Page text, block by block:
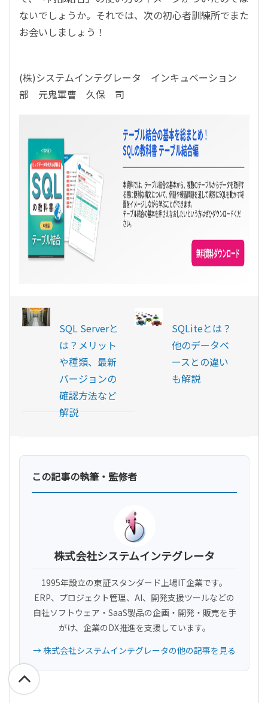
ないでしょうか。それでは、次の初心者訓練所でまた
お会いしましょう！
(株)システムインテグレータ インキュベーション
部 元鬼軍曹 久保 司
SQL Serverと
は？メリット
や種類、最新
バージョンの
確認方法など
解説
SQLiteとは？
他のデータベ
ースとの違い
も解説
この記事の執筆・監修者
株式会社システムインテグレータ
1995年設立の東証スタンダード上場IT企業です。
ERP、プロジェクト管理、AI、開発支援ツールなどの
自社ソフトウェア・SaaS製品の企画・開発・販売を手
がけ、企業のDX推進を支援しています。
→ 株式会社システムインテグレータの他の記事を見る